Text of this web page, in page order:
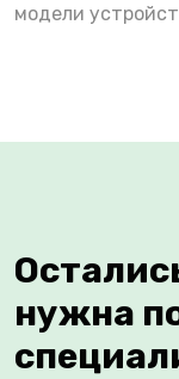
модели
нужна